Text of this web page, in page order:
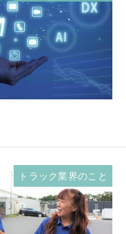
トラック業界のこと